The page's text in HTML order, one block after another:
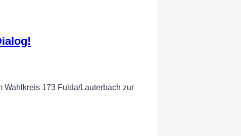
Wahlkreis 173 Fulda/Lauterbach zur